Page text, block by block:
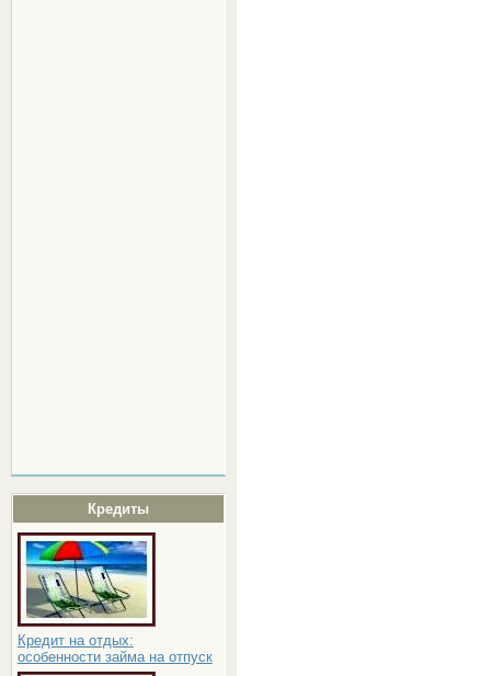
Кредиты
Кредит на отдых:
особенности займа на отпуск